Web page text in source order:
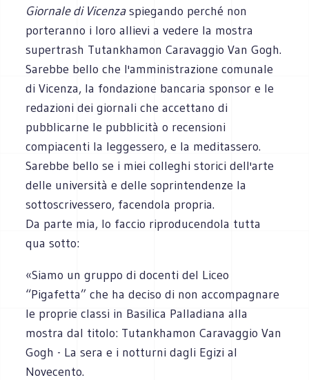
Giornale di Vicenzaspiegando perché non
porteranno i loro allievi a vedere la mostra
supertrash Tutankhamon Caravaggio Van Gogh.
Sarebbe bello che l'amministrazione comunale
di Vicenza, la fondazione bancaria sponsor e le
redazioni dei giornali che accettano di
pubblicarne le pubblicità o recensioni
compiacenti la leggessero, e la meditassero.
Sarebbe bello se i miei colleghi storici dell'arte
delle università e delle soprintendenze la
sottoscrivessero, facendola propria.
Da parte mia, lo faccio riproducendola tutta
qua sotto:
«Siamo un gruppo di docenti del Liceo
“Pigafetta” che ha deciso di non accompagnare
le proprie classi in Basilica Palladiana alla
mostra dal titolo: Tutankhamon Caravaggio Van
Gogh - La sera e i notturni dagli Egizi al
Novecento.